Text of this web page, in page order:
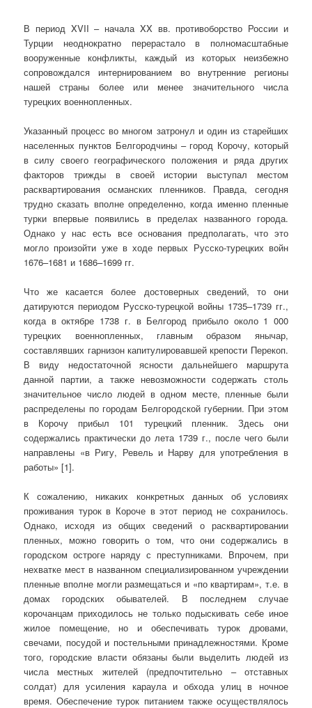
В период XVII – начала XX вв. противоборство России и
Турции неоднократно перерастало в полномасштабные
вооруженные конфликты, каждый из которых неизбежно
сопровождался интернированием во внутренние регионы
нашей страны более или менее значительного числа
турецких военнопленных.
Указанный процесс во многом затронул и один из старейших
населенных пунктов Белгородчины – город Корочу, который
в силу своего географического положения и ряда других
факторов трижды в своей истории выступал местом
расквартирования османских пленников. Правда, сегодня
трудно сказать вполне определенно, когда именно пленные
турки впервые появились в пределах названного города.
Однако у нас есть все основания предполагать, что это
могло произойти уже в ходе первых Русско-турецких войн
1676–1681 и 1686–1699 гг.
Что же касается более достоверных сведений, то они
датируются периодом Русско-турецкой войны 1735–1739 гг.,
когда в октябре 1738 г. в Белгород прибыло около 1 000
турецких военнопленных, главным образом янычар,
составлявших гарнизон капитулировавшей крепости Перекоп.
В виду недостаточной ясности дальнейшего маршрута
данной партии, а также невозможности содержать столь
значительное число людей в одном месте, пленные были
распределены по городам Белгородской губернии. При этом
в Корочу прибыл 101 турецкий пленник. Здесь они
содержались практически до лета 1739 г., после чего были
направлены «в Ригу, Ревель и Нарву для употребления в
работы» [1].
К сожалению, никаких конкретных данных об условиях
проживания турок в Короче в этот период не сохранилось.
Однако, исходя из общих сведений о расквартировании
пленных, можно говорить о том, что они содержались в
городском остроге наряду с преступниками. Впрочем, при
нехватке мест в названном специализированном учреждении
пленные вполне могли размещаться и «по квартирам», т.е. в
домах городских обывателей. В последнем случае
корочанцам приходилось не только подыскивать себе иное
жилое помещение, но и обеспечивать турок дровами,
свечами, посудой и постельными принадлежностями. Кроме
того, городские власти обязаны были выделить людей из
числа местных жителей (предпочтительно – отставных
солдат) для усиления караула и обхода улиц в ночное
время. Обеспечение турок питанием также осуществлялось